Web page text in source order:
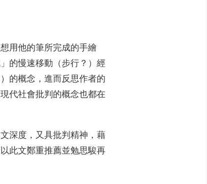
用他的筆所完成的手繪
的慢速移動（步行？）經
的概念，進而反思作者的
代社會批判的概念也都在
深度，又具批判精神，藉
此文鄭重推薦並勉思駿再